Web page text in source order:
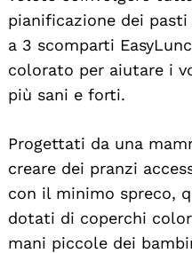
pianificazione dei
a 3 scomparti
colorato per aiutare i
più sani e forti.
Progettati da una
creare dei pranzi
con il minimo spreco,
dotati di coperchi
mani piccole dei